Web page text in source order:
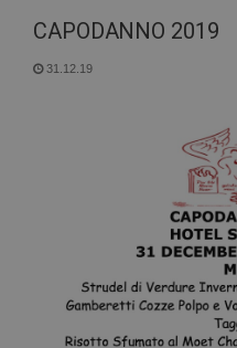
CAPODANNO 2019
31.12.19